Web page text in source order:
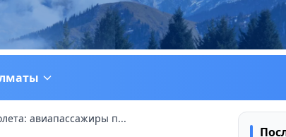
авиапассажиры п...